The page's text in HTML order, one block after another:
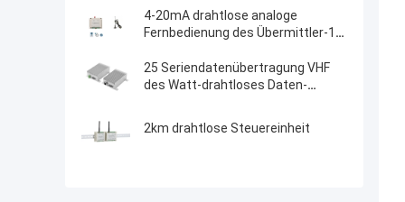
4-20mA drahtlose analoge
Fernbedienung des Übermittler-1W
25 Seriendatenübertragung VHF
des Watt-drahtloses Daten-
20km
2km drahtlose Steuereinheit